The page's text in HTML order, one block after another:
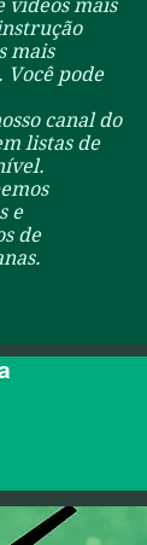
vídeos mais
mais
pode
canal do
listas de
e
de